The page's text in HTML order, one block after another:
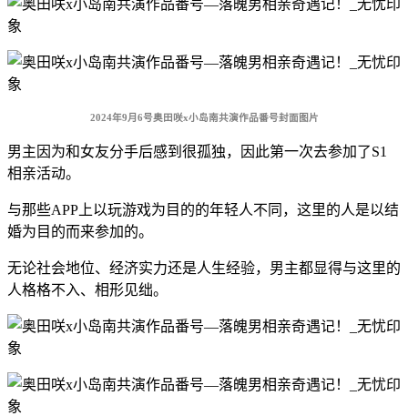
2024年9月6号奥田咲x小岛南共演作品番号封面图片
男主因为和女友分手后感到很孤独，因此第一次去参加了S1
相亲活动。
与那些APP上以玩游戏为目的的年轻人不同，这里的人是以结
婚为目的而来参加的。
无论社会地位、经济实力还是人生经验，男主都显得与这里的
人格格不入、相形见绌。